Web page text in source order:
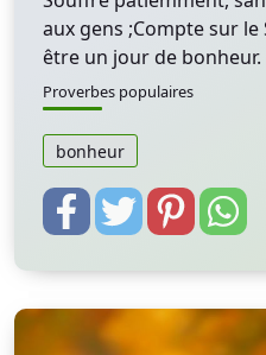
aux gens ;Compte sur
être un jour de bonheur.
Proverbes populaires
bonheur